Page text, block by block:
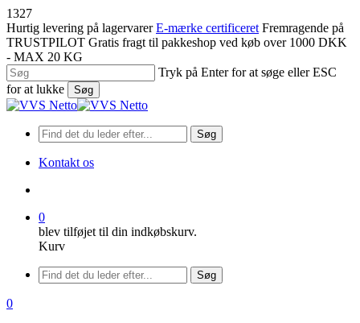
1327Spring
til
hovedindhold
Hurtig levering på lagervarer E-mærke certificeret Fremragende på
TRUSTPILOT Gratis fragt til pakkeshop ved køb over 1000 DKK
- MAX 20 KG
Tryk på Enter for at søge eller ESC
for at lukke
Søg
Luk
Søg
Kontakt os
0
blev tilføjet til din indkøbskurv.
Kurv
Menu
Søg
søge
0